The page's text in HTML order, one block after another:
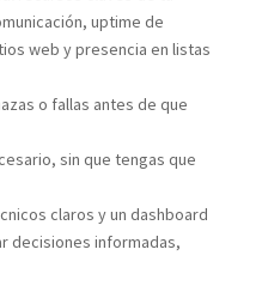
uptime de
web y presencia en listas
o fallas antes de que
sin que tengas que
claros y un dashboard
decisiones informadas,